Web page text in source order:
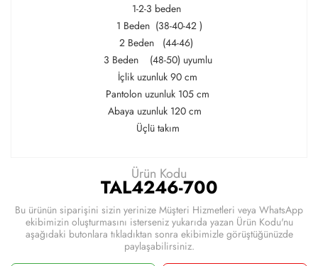
1-2-3 beden
1 Beden (38-40-42 )
2 Beden (44-46)
3 Beden (48-50) uyumlu
İçlik uzunluk 90 cm
Pantolon uzunluk 105 cm
Abaya uzunluk 120 cm
Üçlü takım
Ürün Kodu
TAL4246-700
Bu ürünün siparişini sizin yerinize Müşteri Hizmetleri veya WhatsApp
ekibimizin oluşturmasını isterseniz yukarıda yazan Ürün Kodu'nu
aşağıdaki butonlara tıkladıktan sonra ekibimizle görüştüğünüzde
paylaşabilirsiniz.